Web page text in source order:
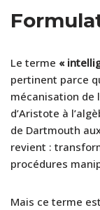
Le terme «
pertinent parce
mécanisation de
d’Aristote à
de Dartmouth
revient :
procédures
Mais ce terme